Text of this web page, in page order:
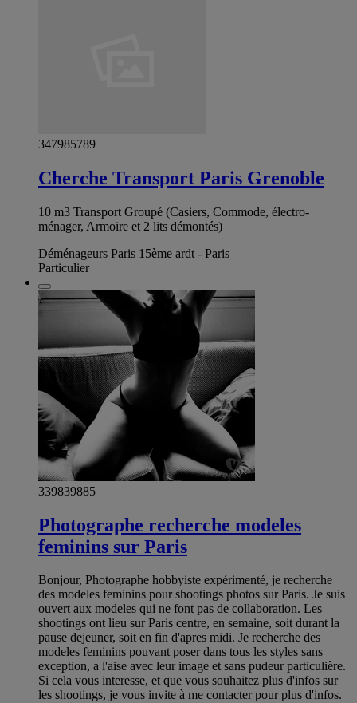
347985789
Cherche Transport Paris Grenoble
10 m3 Transport Groupé (Casiers, Commode, électro-
ménager, Armoire et 2 lits démontés)
Déménageurs Paris 15ème ardt - Paris
Particulier
339839885
Photographe recherche modeles
feminins sur Paris
Bonjour, Photographe hobbyiste expérimenté, je recherche
des modeles feminins pour shootings photos sur Paris. Je suis
ouvert aux modeles qui ne font pas de collaboration. Les
shootings ont lieu sur Paris centre, en semaine, soit durant la
pause dejeuner, soit en fin d'apres midi. Je recherche des
modeles feminins pouvant poser dans tous les styles sans
exception, a l'aise avec leur image et sans pudeur particulière.
Si cela vous interesse, et que vous souhaitez plus d'infos sur
les shootings, je vous invite à me contacter pour plus d'infos.